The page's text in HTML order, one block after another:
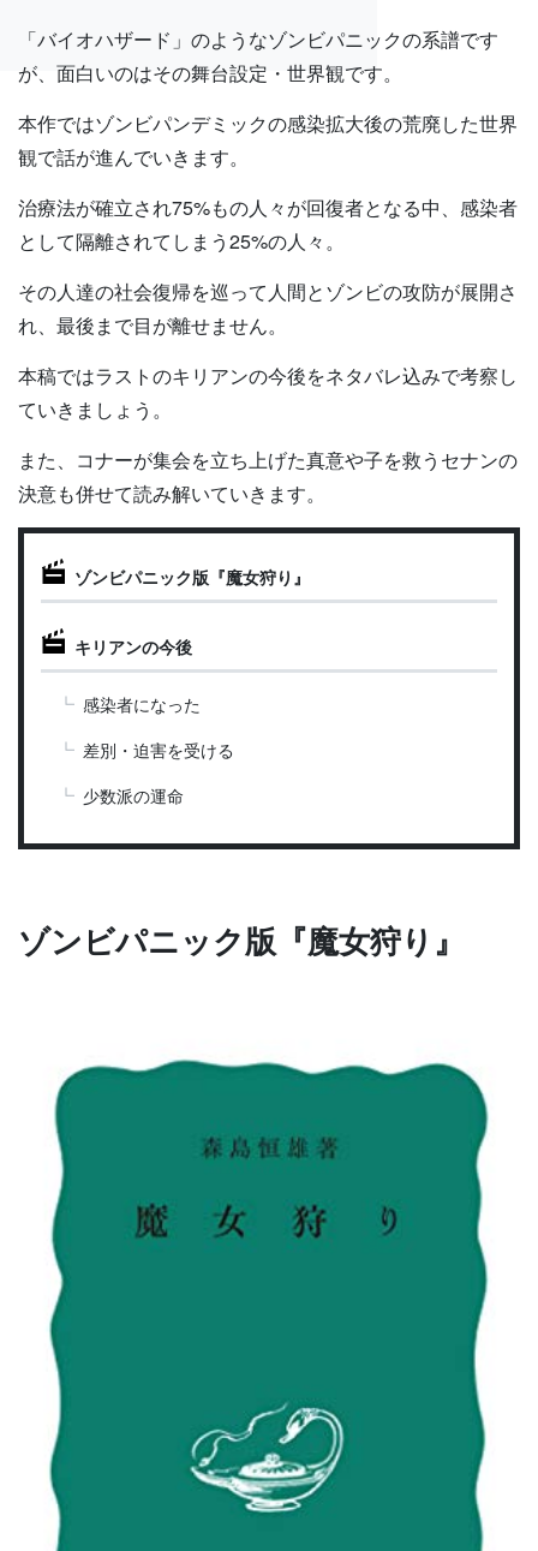
「バイオハザード」のようなゾンビパニックの系譜です
が、面白いのはその舞台設定・世界観です。
本作ではゾンビパンデミックの感染拡大後の荒廃した世界
観で話が進んでいきます。
治療法が確立され75%もの人々が回復者となる中、感染者
として隔離されてしまう25%の人々。
その人達の社会復帰を巡って人間とゾンビの攻防が展開さ
れ、最後まで目が離せません。
本稿ではラストのキリアンの今後をネタバレ込みで考察し
ていきましょう。
また、コナーが集会を立ち上げた真意や子を救うセナンの
決意も併せて読み解いていきます。
ゾンビパニック版『魔女狩り』
キリアンの今後
感染者になった
差別・迫害を受ける
少数派の運命
ゾンビパニック版『魔女狩り』